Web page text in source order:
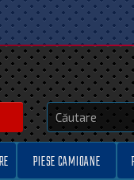
PIESE CAMIOANE